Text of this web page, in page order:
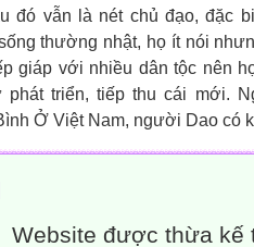
đó vẫn là nét chủ đạo, đặc
thường nhật, họ ít nói
giáp với nhiều dân tộc nên
phát triển, tiếp thu cái mới.
Ở Việt Nam, người Dao có
Website được thừa